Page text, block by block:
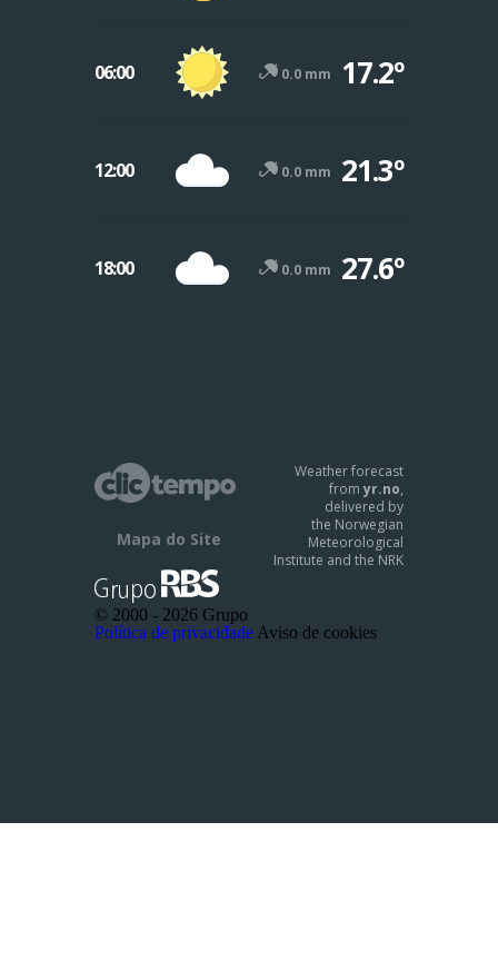
06:00 0.0 mm 17.2º
12:00 0.0 mm 21.3º
18:00 0.0 mm 27.6º
Mapa do Site
Weather forecast
fromyr.no,
delivered by
the Norwegian
Meteorological
Institute and the NRK
© 2000 - 2026 Grupo
Política de privacidade Aviso de cookies